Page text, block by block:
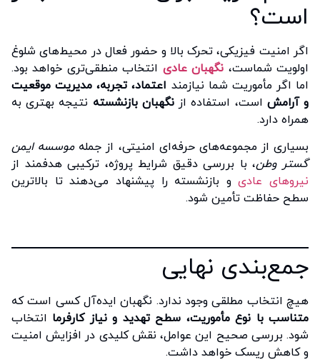
است؟
اگر امنیت فیزیکی، تحرک بالا و حضور فعال در محیط‌های شلوغ
اولویت شماست، نگهبان عادی انتخاب منطقی‌تری خواهد بود.
اما اگر مأموریت شما نیازمند اعتماد، تجربه، مدیریت موقعیت
و آرامش است، استفاده ازنگهبان بازنشسته نتیجه بهتری به
همراه دارد.
بسیاری از مجموعه‌های حرفه‌ای امنیتی، از جملهموسسه ایمن
گستر وطن، با بررسی دقیق شرایط پروژه، ترکیبی هدفمند از
نیروهای عادی و بازنشسته را پیشنهاد می‌دهند تا بالاترین
سطح حفاظت تأمین شود.
جمع‌بندی نهایی
هیچ انتخاب مطلقی وجود ندارد. نگهبان ایده‌آل کسی است که
متناسب با نوع مأموریت، سطح تهدید و نیاز کارفرما انتخاب
شود. بررسی صحیح این عوامل، نقش کلیدی در افزایش امنیت
و کاهش ریسک خواهد داشت.